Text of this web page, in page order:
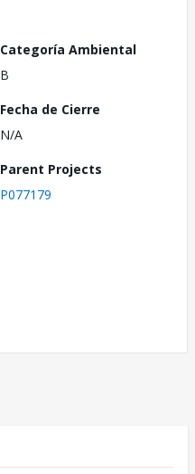
Categoría Ambiental
B
Fecha de Cierre
N/A
Parent Projects
P077179